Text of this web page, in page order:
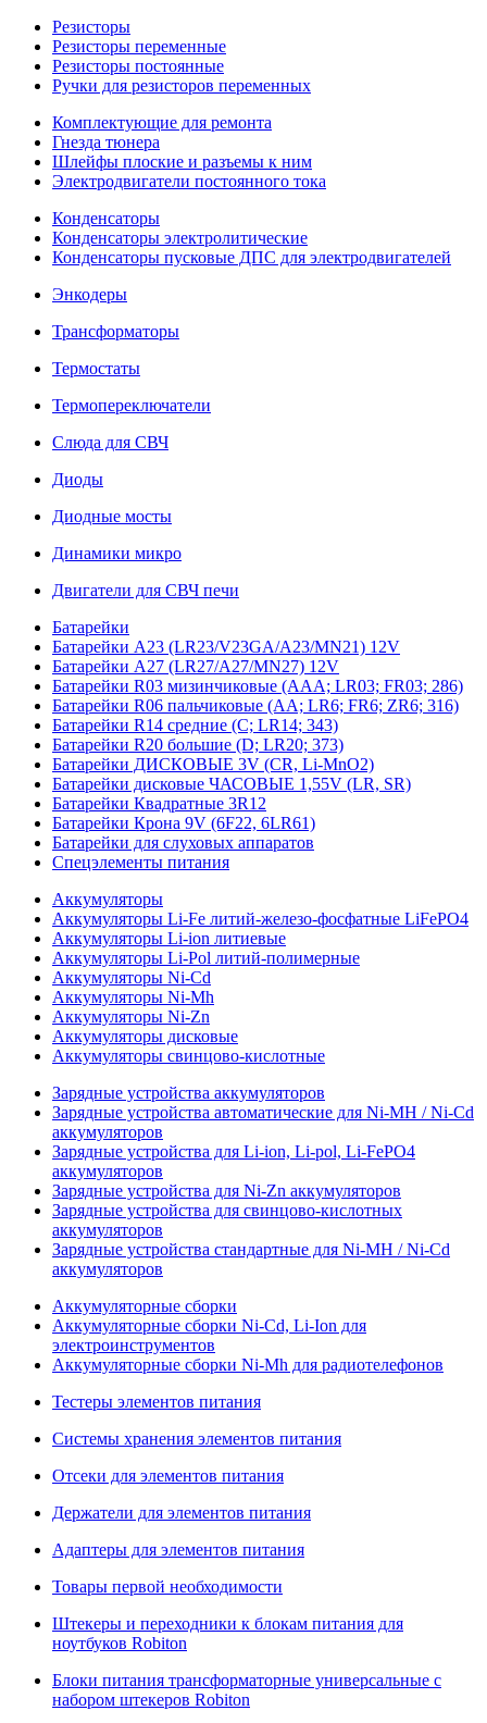
Резисторы
Резисторы переменные
Резисторы постоянные
Ручки для резисторов переменных
Комплектующие для ремонта
Гнезда тюнера
Шлейфы плоские и разъемы к ним
Электродвигатели постоянного тока
Конденсаторы
Конденсаторы электролитические
Конденсаторы пусковые ДПС для электродвигателей
Энкодеры
Трансформаторы
Термостаты
Термопереключатели
Слюда для СВЧ
Диоды
Диодные мосты
Динамики микро
Двигатели для СВЧ печи
Батарейки
Батарейки A23 (LR23/V23GA/A23/MN21) 12V
Батарейки A27 (LR27/A27/MN27) 12V
Батарейки R03 мизинчиковые (AAA; LR03; FR03; 286)
Батарейки R06 пальчиковые (AA; LR6; FR6; ZR6; 316)
Батарейки R14 средние (C; LR14; 343)
Батарейки R20 большие (D; LR20; 373)
Батарейки ДИСКОВЫЕ 3V (CR, Li-MnO2)
Батарейки дисковые ЧАСОВЫЕ 1,55V (LR, SR)
Батарейки Квадратные 3R12
Батарейки Крона 9V (6F22, 6LR61)
Батарейки для слуховых аппаратов
Спецэлементы питания
Аккумуляторы
Аккумуляторы Li-Fe литий-железо-фосфатные LiFePO4
Аккумуляторы Li-ion литиевые
Аккумуляторы Li-Pol литий-полимерные
Аккумуляторы Ni-Cd
Аккумуляторы Ni-Mh
Аккумуляторы Ni-Zn
Аккумуляторы дисковые
Аккумуляторы свинцово-кислотные
Зарядные устройства аккумуляторов
Зарядные устройства автоматические для Ni-MH / Ni-Cd
аккумуляторов
Зарядные устройства для Li-ion, Li-pol, Li-FePO4
аккумуляторов
Зарядные устройства для Ni-Zn аккумуляторов
Зарядные устройства для свинцово-кислотных
аккумуляторов
Зарядные устройства стандартные для Ni-MH / Ni-Cd
аккумуляторов
Аккумуляторные сборки
Аккумуляторные сборки Ni-Cd, Li-Ion для
электроинструментов
Аккумуляторные сборки Ni-Mh для радиотелефонов
Тестеры элементов питания
Системы хранения элементов питания
Отсеки для элементов питания
Держатели для элементов питания
Адаптеры для элементов питания
Товары первой необходимости
Штекеры и переходники к блокам питания для
ноутбуков Robiton
Блоки питания трансформаторные универсальные с
набором штекеров Robiton